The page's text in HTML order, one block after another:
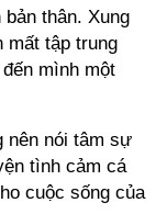
thân. Xung
mất tập trung
mình một
nên nói tâm sự
tình cảm cá
cuộc sống của